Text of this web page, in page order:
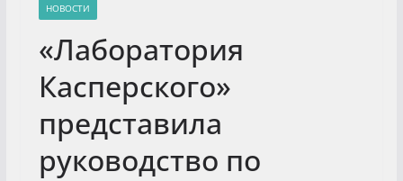
НОВОСТИ
«Лаборатория
Касперского»
представила
руководство по